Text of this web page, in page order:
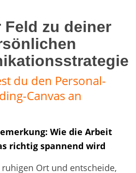
Feld zu deiner
du den Personal-
Canvas an
Wie die Arbeit
richtig spannend wird
Ort und entscheide,